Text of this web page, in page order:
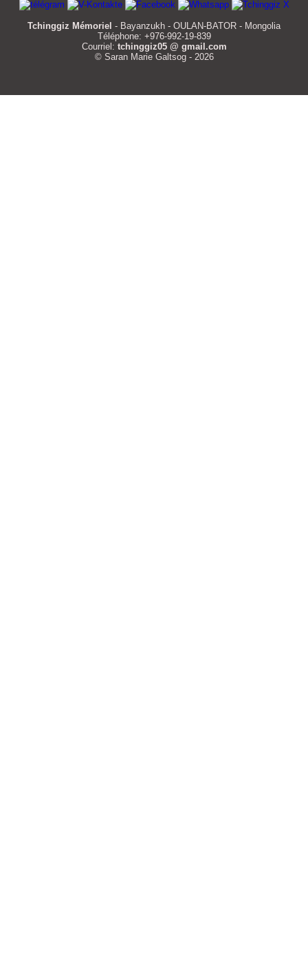
Tchinggiz Mémoriel - Bayanzukh - OULAN-BATOR - Mongolia
Téléphone: +976-992-19-839
Courriel: tchinggiz05 @ gmail.com
© Saran Marie Galtsog - 2026